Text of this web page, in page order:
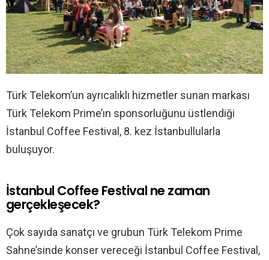
Türk Telekom’un ayrıcalıklı hizmetler sunan markası
Türk Telekom Prime’ın sponsorluğunu üstlendiği
İstanbul Coffee Festival, 8. kez İstanbullularla
buluşuyor.
İstanbul Coffee Festival ne zaman
gerçekleşecek?
Çok sayıda sanatçı ve grubun Türk Telekom Prime
Sahne’sinde konser vereceği İstanbul Coffee Festival,